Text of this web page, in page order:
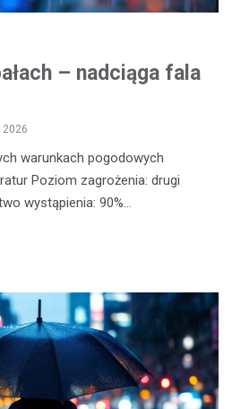
– nadciąga fala
2026
warunkach pogodowych
Poziom zagrożenia: drugi
wystąpienia: 90%…